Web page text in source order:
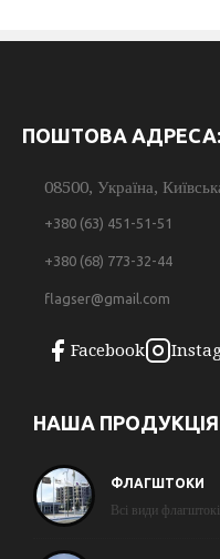
ПОШТОВА АДРЕСА:
08500, Україна,
+380 (63) 451-51-51
+380 (68) 773-32-44
flagser@gmail.com
Facebook
НАША ПРОДУКЦІЯ
ФЛАГШТОКИ
Всі види